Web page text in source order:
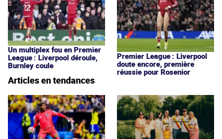
Un multiplex fou en Premier
League : Liverpool déroule,
Burnley coule
Premier League : Liverpool
doute encore, première
réussie pour Rosenior
Articles en tendances